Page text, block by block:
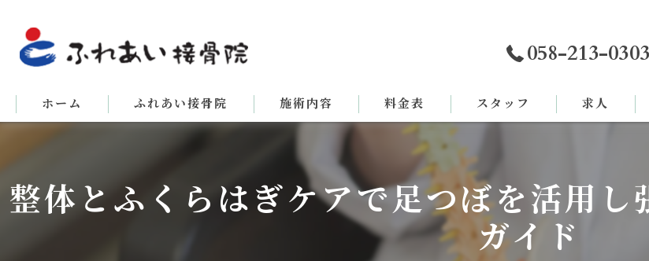
058-213-0303
ホーム ふれあい接骨院 施術内容 料金表 スタッフ 求人
整体とふくらはぎケアで足つぼを活用
ガイド